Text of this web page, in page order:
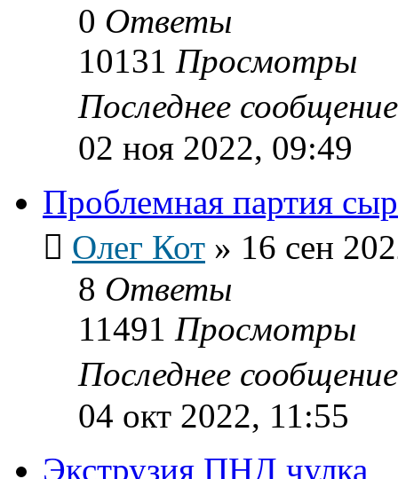
0 Ответы
10131 Просмотры
Последнее
02 ноя 2022, 09:49
Проблемная партия
Олег Кот » 16 сен
8 Ответы
11491 Просмотры
Последнее
04 окт 2022, 11:55
Экструзия ПНД чулка